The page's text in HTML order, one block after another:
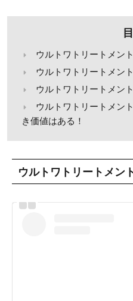
ウルトワトリートメン
ウルトワトリートメン
ウルトワトリートメン
ウルトワトリートメン
き価値はある！
ウルトワトリートメン